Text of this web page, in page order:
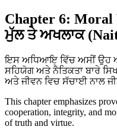
Chapter 6: Moral
ਮੁੱਲ ਤੇ ਅਖਲਾਕ
ਇਸ ਅਧਿਆਇ ਵਿੱਚ ਅਸੀਂ ਉਹ
ਸਹਿਯੋਗ ਅਤੇ ਨੈਤਿਕਤਾ ਬਾਰੇ
ਅਤੇ ਜੀਵਨ ਵਿਚ ਸੱਚਾਈ ਨਾਲ
This chapter emphasizes
cooperation, integrity, and
of truth and virtue.